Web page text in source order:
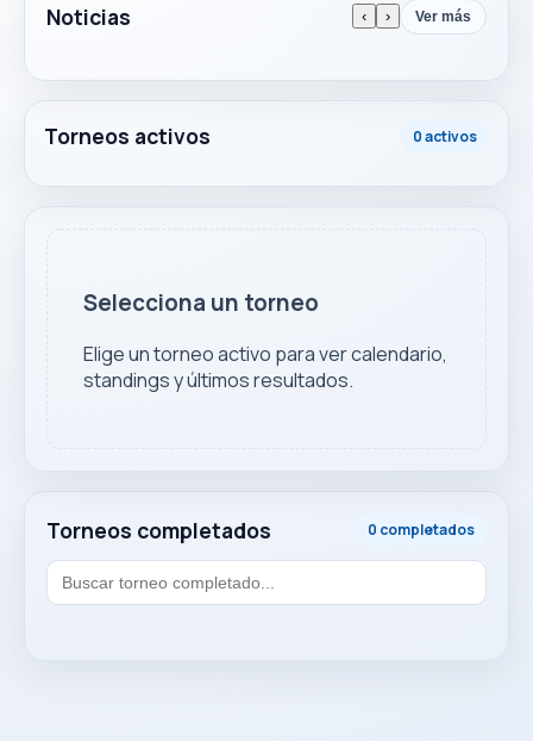
Noticias ‹ › Ver más
Torneos activos 0 activos
Torneos completados 0 completados
Selecciona un torneo
Elige un torneo activo para ver calendario,
standings y últimos resultados.